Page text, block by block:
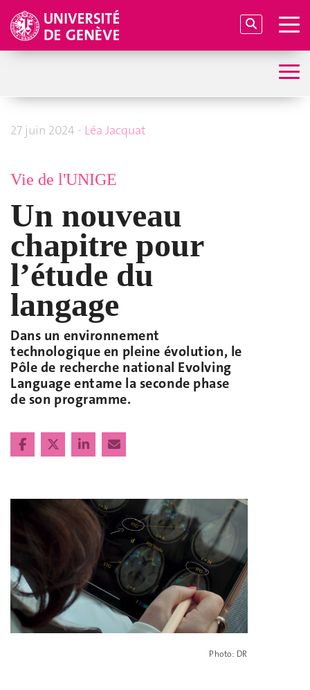
27 juin 2024 - Léa Jacquat
Vie de l'UNIGE
Un nouveau
chapitre pour
l’étude du
langage
Dans un environnement
technologique en pleine évolution, le
Pôle de recherche national Evolving
Language entame la seconde phase
de son programme.
Photo: DR